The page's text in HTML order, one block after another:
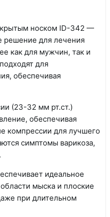
носком ID-342 —
решение для лечения
как для мужчин, так и
для
обеспечивая
(23-32 мм рт.ст.)
обеспечивая
компрессии для лучшего
симптомы варикоза,
идеальное
мыска и плоские
при длительном